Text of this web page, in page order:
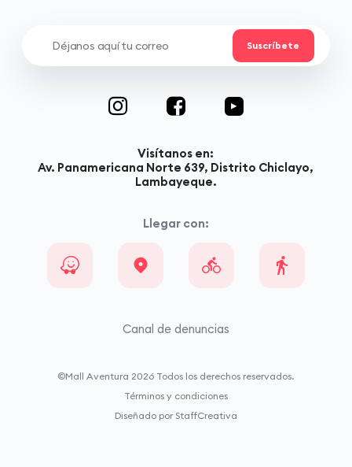
Visítanos en:
Av. Panamericana Norte 639, Distrito Chiclayo,
Lambayeque.
Llegar con:
Canal de denuncias
©Mall Aventura 2026 Todos los derechos reservados.
Términos y condiciones
Diseñado por StaffCreativa